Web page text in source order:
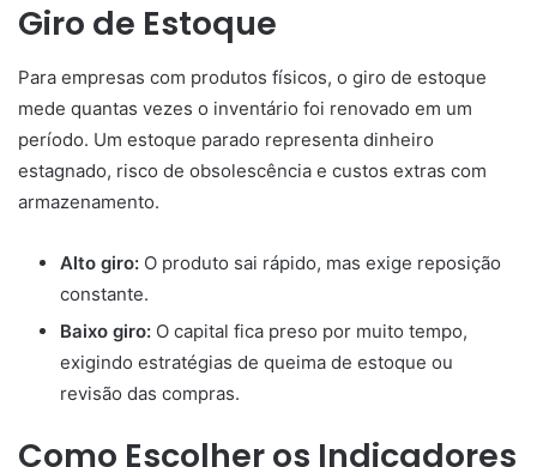
Giro de Estoque
Para empresas com produtos físicos, o giro de estoque
mede quantas vezes o inventário foi renovado em um
período. Um estoque parado representa dinheiro
estagnado, risco de obsolescência e custos extras com
armazenamento.
Alto giro: O produto sai rápido, mas exige reposição
constante.
Baixo giro: O capital fica preso por muito tempo,
exigindo estratégias de queima de estoque ou
revisão das compras.
Como Escolher os Indicadores